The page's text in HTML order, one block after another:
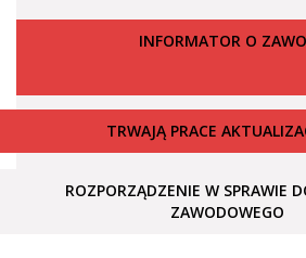
INFORMATOR O
TRWAJĄ PRACE
ROZPORZĄDZENIE W SPRAWIE
ZAWODOWEGO